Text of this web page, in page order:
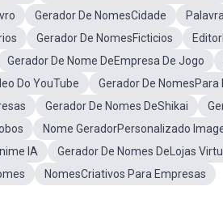
Gerador De NomesCidade
Gerador De NomesFicticios
Gerador De Nome DeEmpresa De Jogo
Do YouTube
Gerador De
Gerador De Nomes DeShikai
Nome GeradorPersonalizado
IA
Gerador De Nomes DeLojas
NomesCriativos Para Empresas